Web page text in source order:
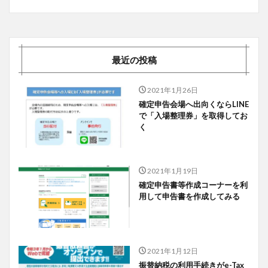
最近の投稿
2021年1月26日
確定申告会場へ出向くならLINE
で「入場整理券」を取得してお
く
2021年1月19日
確定申告書等作成コーナーを利
用して申告書を作成してみる
2021年1月12日
振替納税の利用手続きがe-Tax